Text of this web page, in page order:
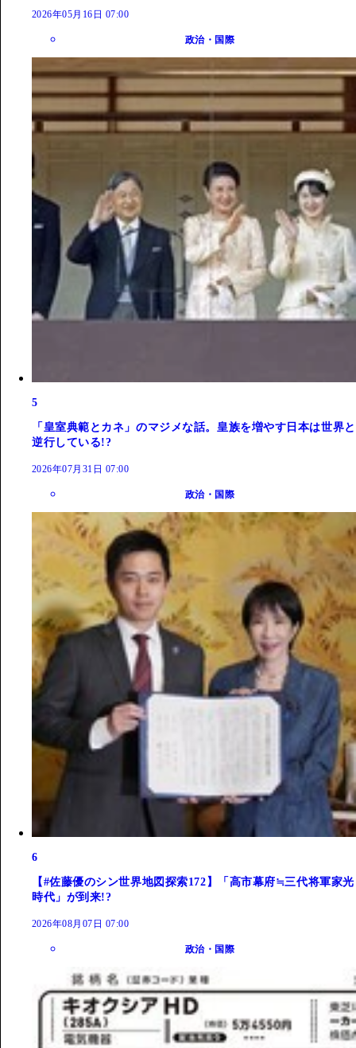
2026年05月16日 07:00
政治・国際
5
「皇室典範とカネ」のマジメな話。皇族を増やす日本は世界と
逆行している!?
2026年07月31日 07:00
政治・国際
6
【#佐藤優のシン世界地図探索172】「高市幕府≒三代将軍家光
時代」が到来!?
2026年08月07日 07:00
政治・国際